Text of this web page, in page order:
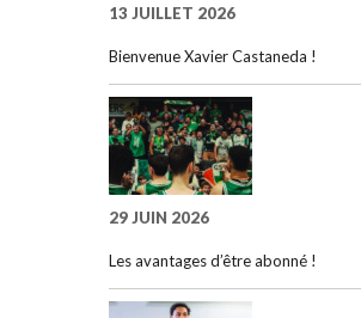
13 JUILLET 2026
Bienvenue Xavier Castaneda !
29 JUIN 2026
Les avantages d’être abonné !